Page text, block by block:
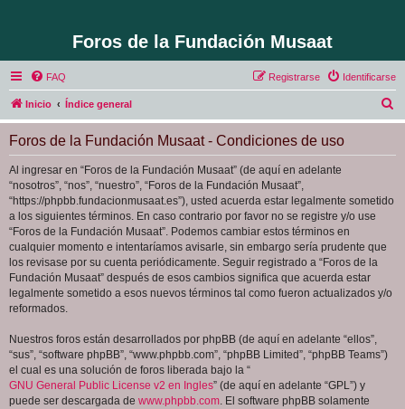
Foros de la Fundación Musaat
FAQ Identificarse
Registrarse
Inicio Índice general
u
Foros de la Fundación Musaat - Condiciones de uso
Al ingresar en “Foros de la Fundación Musaat” (de aquí en adelante
“nosotros”, “nos”, “nuestro”, “Foros de la Fundación Musaat”,
“https://phpbb.fundacionmusaat.es”), usted acuerda estar legalmente sometido
a los siguientes términos. En caso contrario por favor no se registre y/o use
“Foros de la Fundación Musaat”. Podemos cambiar estos términos en
cualquier momento e intentaríamos avisarle, sin embargo sería prudente que
los revisase por su cuenta periódicamente. Seguir registrado a “Foros de la
Fundación Musaat” después de esos cambios significa que acuerda estar
legalmente sometido a esos nuevos términos tal como fueron actualizados y/o
reformados.
Nuestros foros están desarrollados por phpBB (de aquí en adelante “ellos”,
“sus”, “software phpBB”, “www.phpbb.com”, “phpBB Limited”, “phpBB Teams”)
el cual es una solución de foros liberada bajo la “
GNU General Public License v2 en Ingles” (de aquí en adelante “GPL”) y
puede ser descargada de www.phpbb.com. El software phpBB solamente